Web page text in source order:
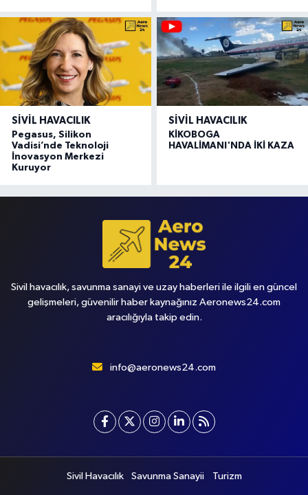
SIVIL HAVACILIK
Pegasus, Silikon
Vadisi’nde Teknoloji
İnovasyon Merkezi
Kuruyor
SIVIL HAVACILIK
KİKOBOGA
HAVALİMANI'NDA İKİ KAZA
Sivil havacılık, savunma sanayi ve uzay haberleri ile ilgili en güncel
gelişmeleri, güvenilir haber kaynağınız Aeronews24.com
aracılığıyla takip edin.
info@aeronews24.com
Sivil Havacılık Savunma Sanayii Turizm